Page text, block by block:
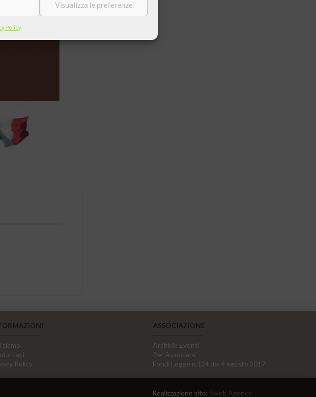
Visualizza le preferenze
Policy
siamo
Policy
ASSOCIAZIONE
Archivio Eventi
Per Associarsi
Fondi Legge n.124 del 4 agosto 2017
Realizzazione sito: Sweb Agency